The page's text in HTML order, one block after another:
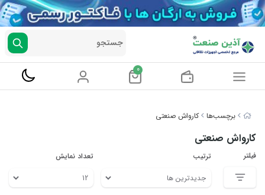
برچسب‌ها کارواش صنعتی
کارواش صنعتی
فیلتر ترتیب تعداد نمایش
جستجو
0